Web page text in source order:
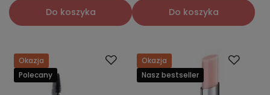
Do koszyka Do koszyka
Okazja
Polecany
Okazja
Nasz bestseller